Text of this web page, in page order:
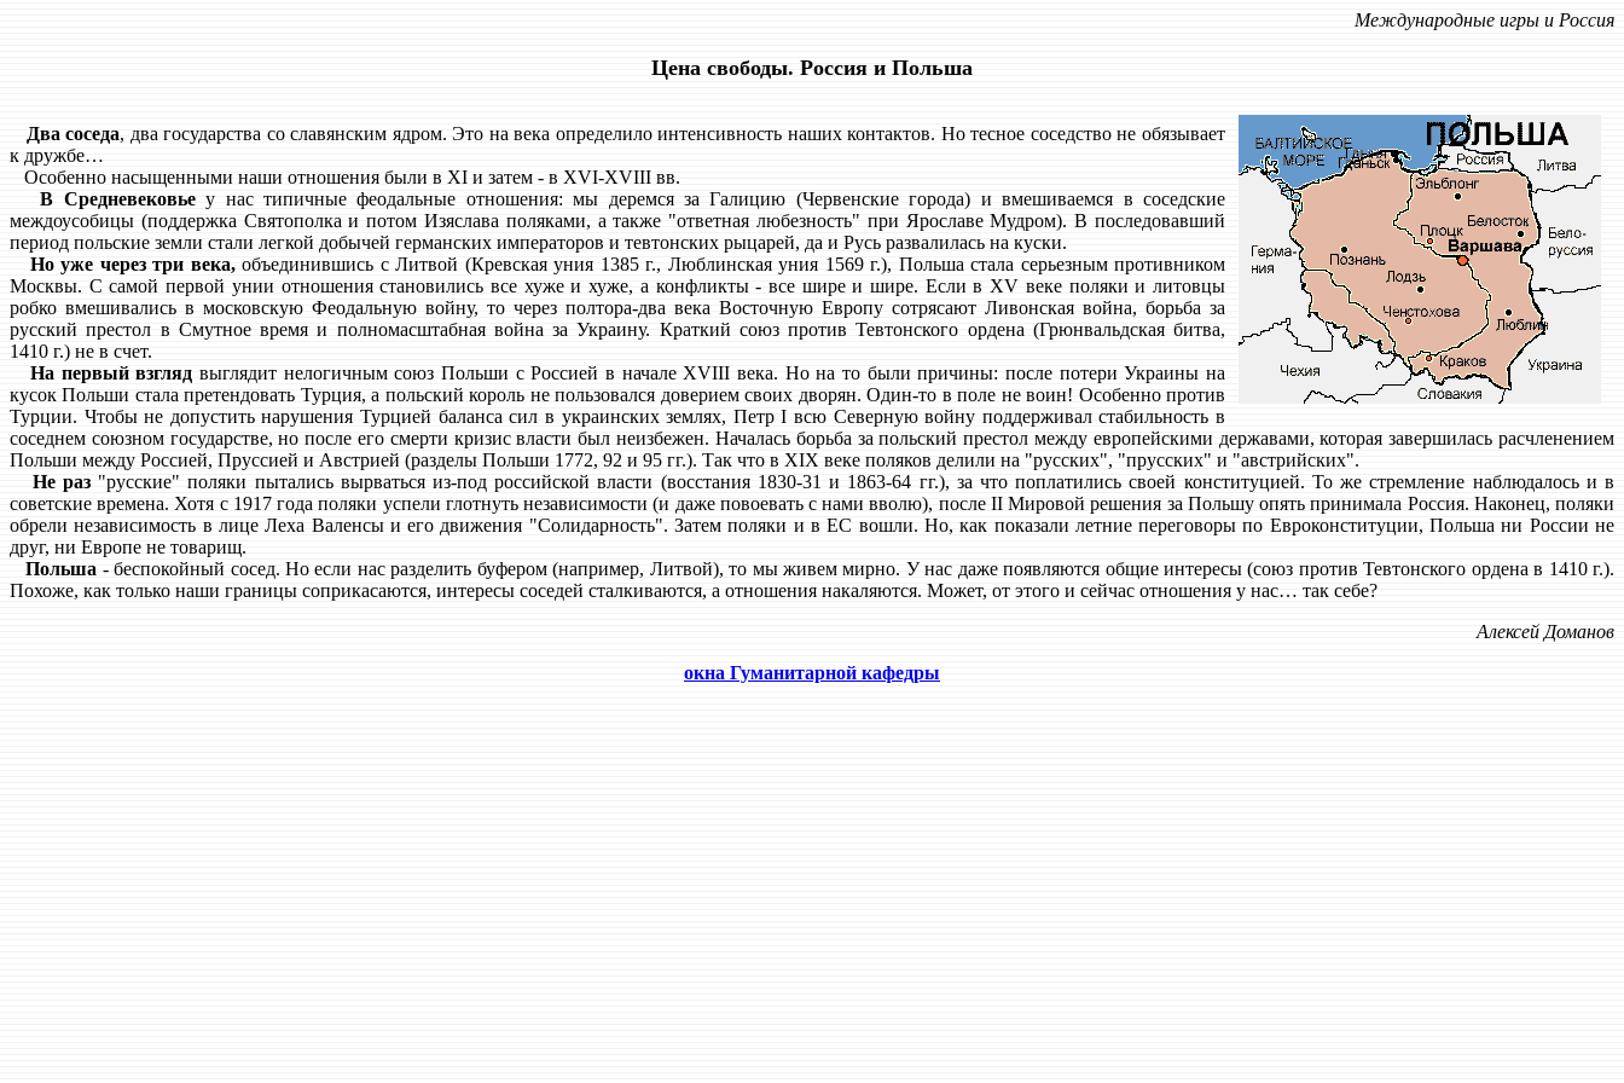
Международные игры и Россия
Цена свободы. Россия и Польша
Два соседа, два государства со славянским ядром. Это на века определило интенсивность наших контактов. Но тесное соседство не обязывает
к дружбе…
Особенно насыщенными наши отношения были в XI и затем - в XVI-XVIII вв.
В Средневековьеу нас типичные феодальные отношения: мы деремся за Галицию (Червенские города) и вмешиваемся в соседские
междоусобицы (поддержка Святополка и потом Изяслава поляками, а также "ответная любезность" при Ярославе Мудром). В последовавший
период польские земли стали легкой добычей германских императоров и тевтонских рыцарей, да и Русь развалилась на куски.
Но уже через три века,объединившись с Литвой (Кревская уния 1385 г., Люблинская уния 1569 г.), Польша стала серьезным противником
Москвы. С самой первой унии отношения становились все хуже и хуже, а конфликты - все шире и шире. Если в XV веке поляки и литовцы
робко вмешивались в московскую Феодальную войну, то через полтора-два века Восточную Европу сотрясают Ливонская война, борьба за
русский престол в Смутное время и полномасштабная война за Украину. Краткий союз против Тевтонского ордена (Грюнвальдская битва,
1410 г.) не в счет.
На первый взгляд выглядит нелогичным союз Польши с Россией в начале XVIII века. Но на то были причины: после потери Украины на
кусок Польши стала претендовать Турция, а польский король не пользовался доверием своих дворян. Один-то в поле не воин! Особенно против
Турции. Чтобы не допустить нарушения Турцией баланса сил в украинских землях, Петр I всю Северную войну поддерживал стабильность в
соседнем союзном государстве, но после его смерти кризис власти был неизбежен. Началась борьба за польский престол между европейскими державами, которая завершилась расчленением
Польши между Россией, Пруссией и Австрией (разделы Польши 1772, 92 и 95 гг.). Так что в XIX веке поляков делили на "русских", "прусских" и "австрийских".
Не раз "русские" поляки пытались вырваться из-под российской власти (восстания 1830-31 и 1863-64 гг.), за что поплатились своей конституцией. То же стремление наблюдалось и в
советские времена. Хотя с 1917 года поляки успели глотнуть независимости (и даже повоевать с нами вволю), после II Мировой решения за Польшу опять принимала Россия. Наконец, поляки
обрели независимость в лице Леха Валенсы и его движения "Солидарность". Затем поляки и в ЕС вошли. Но, как показали летние переговоры по Евроконституции, Польша ни России не
друг, ни Европе не товарищ.
Польша - беспокойный сосед. Но если нас разделить буфером (например, Литвой), то мы живем мирно. У нас даже появляются общие интересы (союз против Тевтонского ордена в 1410 г.).
Похоже, как только наши границы соприкасаются, интересы соседей сталкиваются, а отношения накаляются. Может, от этого и сейчас отношения у нас… так себе?
Алексей Доманов
окна Гуманитарной кафедры